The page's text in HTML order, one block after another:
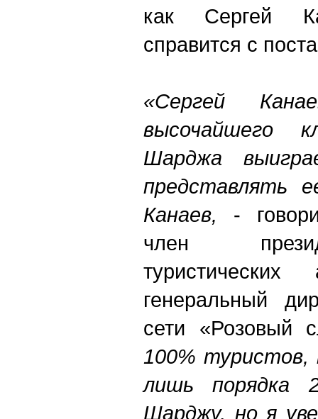
как Сергей
справится с
«Сергей
высочайшего
Шарджа
представлять
Канаев, -
член
генеральный
сети
100%
лишь порядка
Шарджу, но я